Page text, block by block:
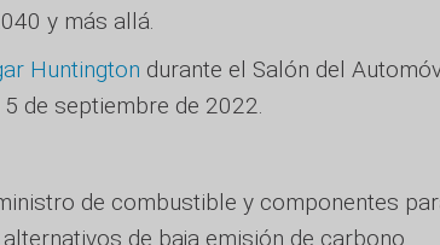
y más allá.
Huntington durante el Salón del
de septiembre de 2022.
de combustible y componentes
de baja emisión de carbono.